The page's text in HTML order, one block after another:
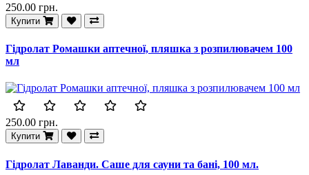
250.00 грн.
Купити
Гідролат Ромашки аптечної, пляшка з розпилювачем 100
мл
250.00 грн.
Купити
Гідролат Лаванди. Саше для сауни та бані, 100 мл.